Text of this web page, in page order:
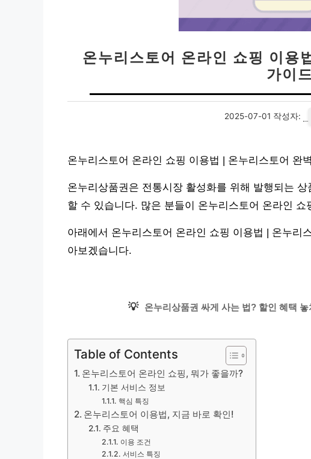
온누리스토어 온라인 쇼핑 이용
가이
2025-07-01 작성자:
온누리스토어 온라인 쇼핑 이용법 | 온누리스토어 완
온누리상품권은 전통시장 활성화를 위해 발행되는
할 수 있습니다. 많은 분들이 온누리스토어 온라인
아래에서 온누리스토어 온라인 쇼핑 이용법 | 온누리
아보겠습니다.
💡 온누리상품권 싸게 사는 법? 할인 혜택
Table of Contents
온누리스토어 온라인 쇼핑, 뭐가 좋을까?
기본 서비스 정보
핵심 특징
온누리스토어 이용법, 지금 바로 확인!
주요 혜택
이용 조건
서비스 특징